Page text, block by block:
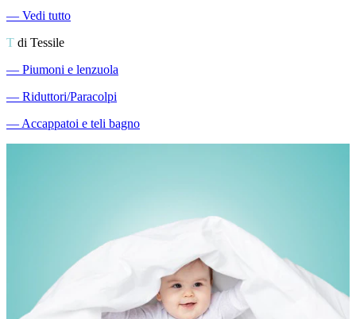
― Vedi tutto
T di Tessile
― Piumoni e lenzuola
― Riduttori/Paracolpi
―Accappatoi e teli bagno